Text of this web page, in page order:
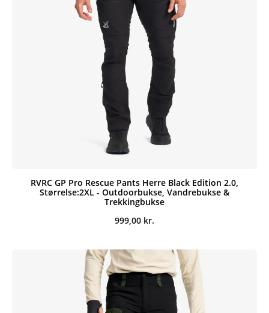
RVRC GP Pro Rescue Pants Herre Black Edition 2.0,
Størrelse:2XL - Outdoorbukse, Vandrebukse &
Trekkingbukse
999,00 kr.